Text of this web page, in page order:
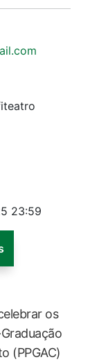
23:59
os
(PPGAC)